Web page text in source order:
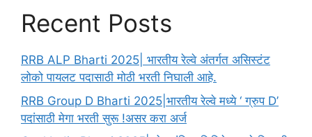
Recent Posts
RRB ALP Bharti 2025| भारतीय रेल्वे अंतर्गत असिस्टंट
लोको पायलट पदासाठी मोठी भरती निघाली आहे.
RRB Group D Bharti 2025|भारतीय रेल्वे मध्ये ‘ ग्रुप D’
पदांसाठी मेगा भरती सुरू !असर करा अर्ज